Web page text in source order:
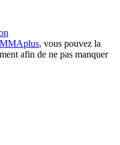
, vous pouvez la
afin de ne pas manquer